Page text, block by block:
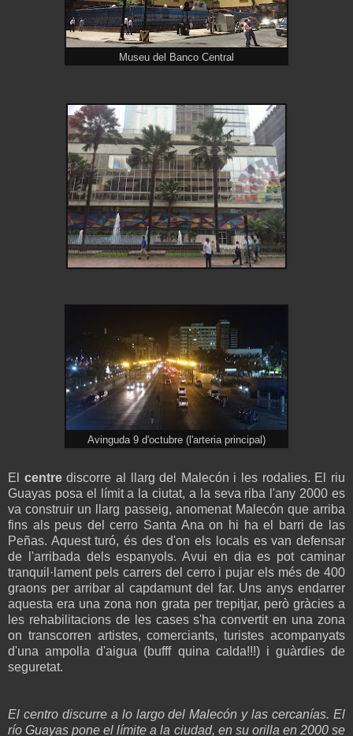
Museu del Banco Central
Avinguda 9 d'octubre (l'arteria principal)
El centrediscorre al llarg del Malecón i les rodalies. El riu
Guayas posa el límit a la ciutat, a la seva riba l'any 2000 es
va construir un llarg passeig, anomenat Malecón que arriba
fins als peus del cerro Santa Ana on hi ha el barri de las
Peñas. Aquest turó, és des d'on els locals es van defensar
de l'arribada dels espanyols. Avui en dia es pot caminar
tranquil·lament pels carrers del cerro i pujar els més de 400
graons per arribar al capdamunt del far. Uns anys endarrer
aquesta era una zona non grata per trepitjar, però gràcies a
les rehabilitacions de les cases s'ha convertit en una zona
on transcorren artistes, comerciants, turistes acompanyats
d'una ampolla d'aigua (bufff quina calda!!!) i guàrdies de
seguretat.
El centro discurre a lo largo del Malecón y las cercanías. El
río Guayas pone el límite a la ciudad, en su orilla en 2000 se